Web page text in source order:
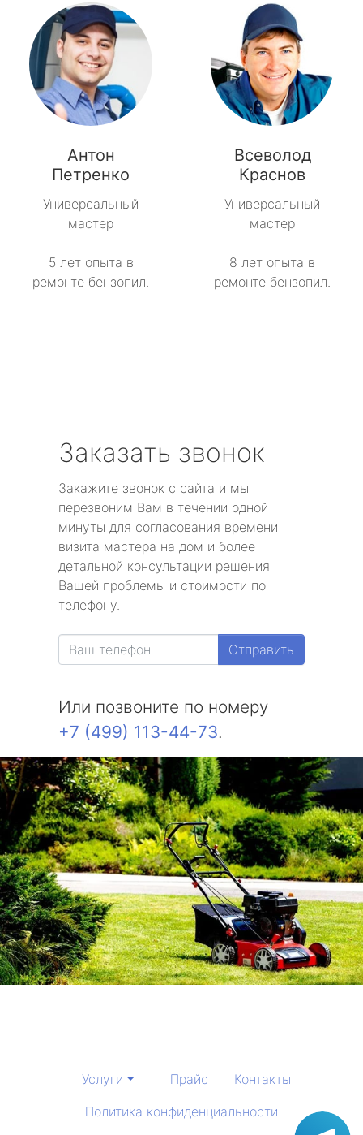
Антон
Петренко
Универсальный
мастер
5 лет опыта в
ремонте бензопил.
Всеволод
Краснов
Универсальный
мастер
8 лет опыта в
ремонте бензопил.
Заказать звонок
Закажите звонок с сайта и мы
перезвоним Вам в течении одной
минуты для согласования времени
визита мастера на дом и более
детальной консультации решения
Вашей проблемы и стоимости по
телефону.
Отправить
Или позвоните по номеру
+7 (499) 113-44-73.
Услуги Прайс
Контакты
Политика конфиденциальности